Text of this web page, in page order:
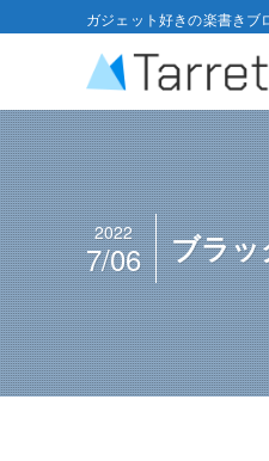
ガジェット好きの楽書きブ
ブラ
2022
7/06